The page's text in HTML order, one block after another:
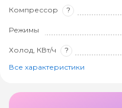
Компрессор ?
Режимы
Холод, КВт/ч ?
Все характеристики